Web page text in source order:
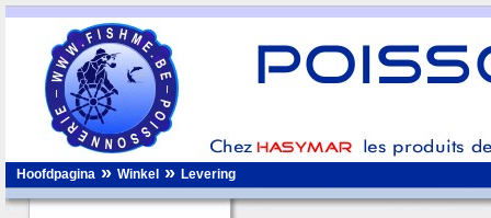
Hoofdpagina » Winkel » Levering